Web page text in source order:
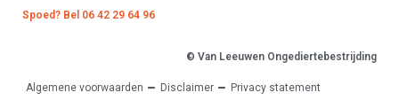
Spoed? Bel 06 42 29 64 96
© Van Leeuwen Ongediertebestrijding
Algemene voorwaarden Disclaimer Privacy statement